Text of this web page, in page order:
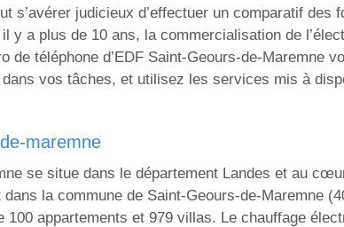
s’avérer judicieux d’effectuer un comparatif des
y a plus de 10 ans, la commercialisation de
de téléphone d’EDF Saint-Geours-de-Maremne
vos tâches, et utilisez les services mis à
maremne
se situe dans le département Landes et au
la commune de Saint-Geours-de-Maremne
100 appartements et 979 villas. Le chauffage